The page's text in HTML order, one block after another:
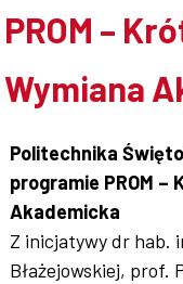
PROM –
Wymiana
Politechnika
programie PROM
Akademicka
Z inicjatywy dr hab.
Błażejowskiej, prof.
Sklep